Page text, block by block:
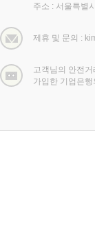
주소 : 서울특별
제휴 및 문의 :
고객님의 안전
가입한 기업은